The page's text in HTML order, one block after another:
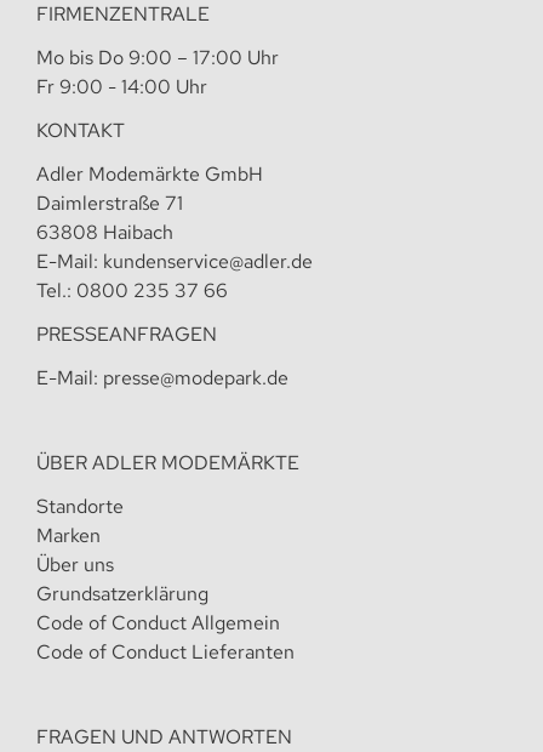
FIRMENZENTRALE
Mo bis Do 9:00 – 17:00 Uhr
Fr 9:00 - 14:00 Uhr
KONTAKT
Adler Modemärkte GmbH
Daimlerstraße 71
63808 Haibach
E-Mail: kundenservice@adler.de
Tel.: 0800 235 37 66
PRESSEANFRAGEN
E-Mail: presse@modepark.de
ÜBER ADLER MODEMÄRKTE
Standorte
Marken
Über uns
Grundsatzerklärung
Code of Conduct Allgemein
Code of Conduct Lieferanten
FRAGEN UND ANTWORTEN